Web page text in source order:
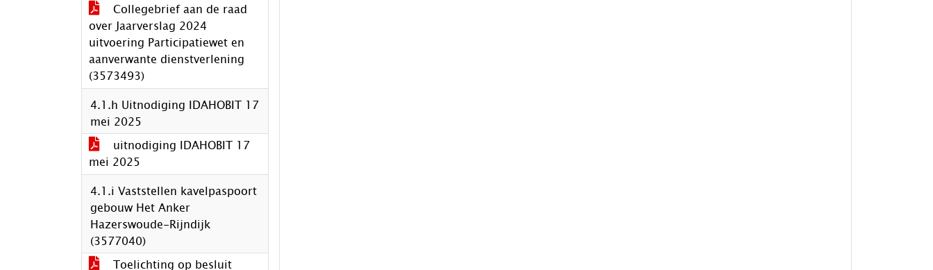
Collegebrief aan de raad
over Jaarverslag 2024
uitvoering Participatiewet en
aanverwante dienstverlening
(3573493)
4.1.h Uitnodiging IDAHOBIT 17
mei 2025
uitnodiging IDAHOBIT 17
mei 2025
4.1.i Vaststellen kavelpaspoort
gebouw Het Anker
Hazerswoude-Rijndijk
(3577040)
Toelichting op besluit